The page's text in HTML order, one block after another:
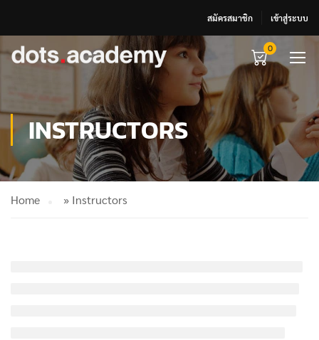
สมัครสมาชิก เข้าสู่ระบบ
0
INSTRUCTORS
Home » Instructors